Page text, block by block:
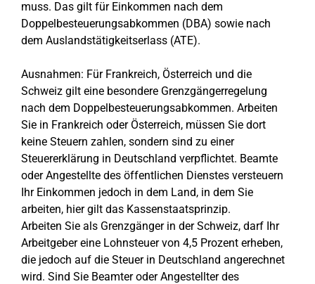
muss. Das gilt für Einkommen nach dem
Doppelbesteuerungsabkommen (DBA) sowie nach
dem Auslandstätigkeitserlass (ATE).
Ausnahmen: Für Frankreich, Österreich und die
Schweiz gilt eine besondere Grenzgängerregelung
nach dem Doppelbesteuerungsabkommen. Arbeiten
Sie in Frankreich oder Österreich, müssen Sie dort
keine Steuern zahlen, sondern sind zu einer
Steuererklärung in Deutschland verpflichtet. Beamte
oder Angestellte des öffentlichen Dienstes versteuern
Ihr Einkommen jedoch in dem Land, in dem Sie
arbeiten, hier gilt das Kassenstaatsprinzip.
Arbeiten Sie als Grenzgänger in der Schweiz, darf Ihr
Arbeitgeber eine Lohnsteuer von 4,5 Prozent erheben,
die jedoch auf die Steuer in Deutschland angerechnet
wird. Sind Sie Beamter oder Angestellter des